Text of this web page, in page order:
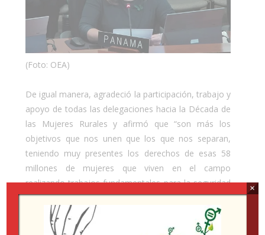
(Foto: OEA)
De igual manera, agradeció la participación, trabajo y
apoyo de todas las delegaciones hacia la Década de
las Mujeres Rurales y afirmó que “son más los
objetivos que nos unen que los que nos separan,
teniendo muy presentes los derechos de esas 58
millones de mujeres que viven en el campo
realizando trabajos fundamentales para la seguridad
alimentaria, el cuidado del planeta, la supervivencia
de sus comunidades, pero que a su vez constituyen
menos del 15% de las personas que poseen tierras
×